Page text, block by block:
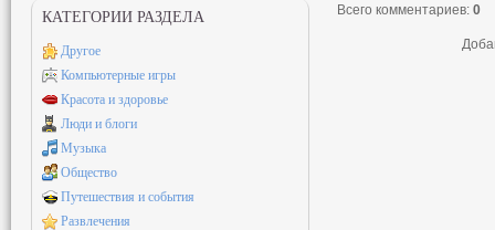
Всего комментариев: 0
КАТЕГОРИИ РАЗДЕЛА
Другое
Компьютерные игры
Красота и здоровье
Люди и блоги
Музыка
Общество
Путешествия и события
Развлечения